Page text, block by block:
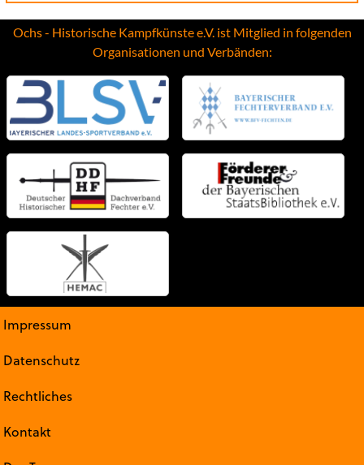
Ochs - Historische Kampfkünste e.V. ist Mitglied in folgenden
Organisationen und Verbänden:
Impressum
Datenschutz
Rechtliches
Kontakt